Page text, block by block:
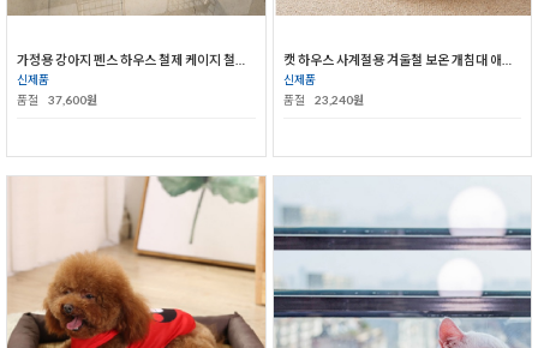
신제품
품절
37,600원
신제품
품절
23,240원